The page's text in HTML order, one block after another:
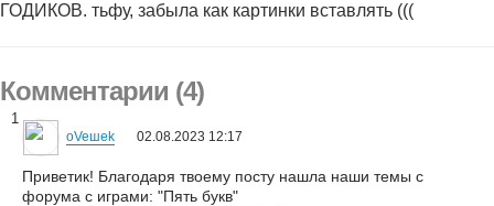
ГОДИКОВ. тьфу, забыла как картинки вставлять (((
Комментарии (4)
1
oVeшеk 02.08.2023 12:17
Приветик! Благодаря твоему посту нашла наши темы с
форума с играми: "Пять букв"